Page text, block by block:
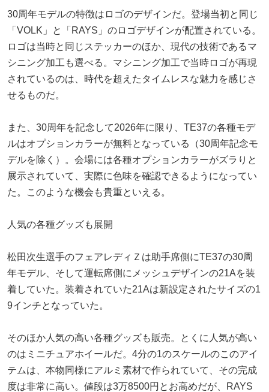
30周年モデルの特徴はロゴのデザインだ。登場当初と同じ
「VOLK」と「RAYS」のロゴデザインが配置されている。
ロゴは当時と同じステッカーのほか、現代の技術であるマ
シニング加工も選べる。マシニング加工で当時ロゴが再現
されているのは、時代を超えたタイムレスな魅力を感じさ
せるものだ。
また、30周年を記念して2026年に限り、TE37の各種モデ
ルはオプションカラーが無料となっている（30周年記念モ
デルを除く）。会場には各種オプションカラーがズラりと
展示されていて、実際に色味を確認できるようになってい
た。このような機会も貴重といえる。
人気の各種グッズも展開
松田次生選手のフェアレディＺは助手席側にTE37の30周
年モデル、そして運転席側にメッシュデザインの21Aを装
着していた。装着されていた21Aは新設定されたサイズの1
9インチとなっていた。
そのほか人気の高い各種グッズも販売。とくに人気が高い
のはミニチュアホイールだ。4分の1のスケールのこのアイ
テムは、本物同様にアルミ素材で作られていて、その完成
度は非常に高い。値段は3万8500円とお高めだが、RAYS